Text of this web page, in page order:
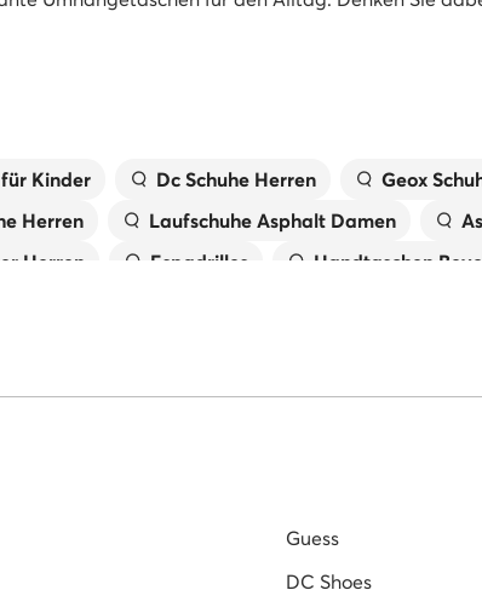
Kinder Dc Schuhe Herren Geox
Herren Laufschuhe Asphalt Damen
Herren Espadrilles Handtaschen
Guess
DC Shoes